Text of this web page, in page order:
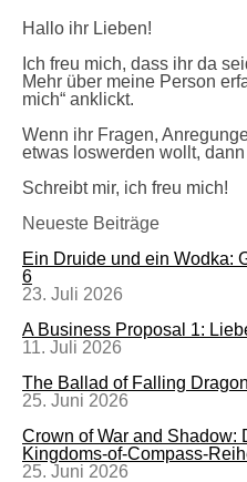
Hallo ihr Lieben!
Ich freu mich, dass ihr da
Mehr über meine Person
mich“ anklickt.
Wenn ihr Fragen,
etwas loswerden wollt,
Schreibt mir, ich freu mich!
Neueste Beiträge
Ein Druide und ein Wodka:
6
23. Juli 2026
A Business Proposal 1:
11. Juli 2026
The Ballad of Falling
25. Juni 2026
Crown of War and Shadow:
Kingdoms-of-Compass-
25. Juni 2026